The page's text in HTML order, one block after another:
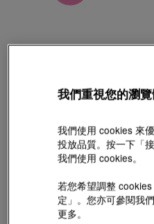
「祥瑞祝福系
(巳含美國
#足金串飾
我們重視您的瀏
我們使用 cookies 來
投放品質。按一下「
我們使用 cookies。
若您希望調整
定」。您亦可參閱我
更多。